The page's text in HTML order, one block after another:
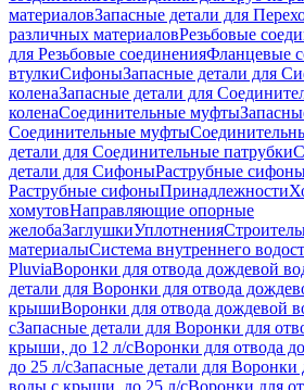
материаловЗапасные детали для
различных материаловРезьбовые
для Резьбовые соединенияФланцевые
втулкиСифоныЗапасные детали для
коленаЗапасные детали для
коленаСоединительные муфты
Соединительные муфты
детали для Соединительные патрубки
детали для СифоныРаструбные
Раструбные сифоныПринадлежности
хомутовНаправляющие опорные
желобаЗаглушкиУплотнения
материалыСистема внутреннего
PluviaВоронки для отвода дождевой
детали для Воронки для отвода
крышиВоронки для отвода дождевой
сЗапасные детали для Воронки для
крыши, до 12 л/сВоронки для отвода
до 25 л/сЗапасные детали для Воронки
воды с крыши, до 25 л/сВоронки для